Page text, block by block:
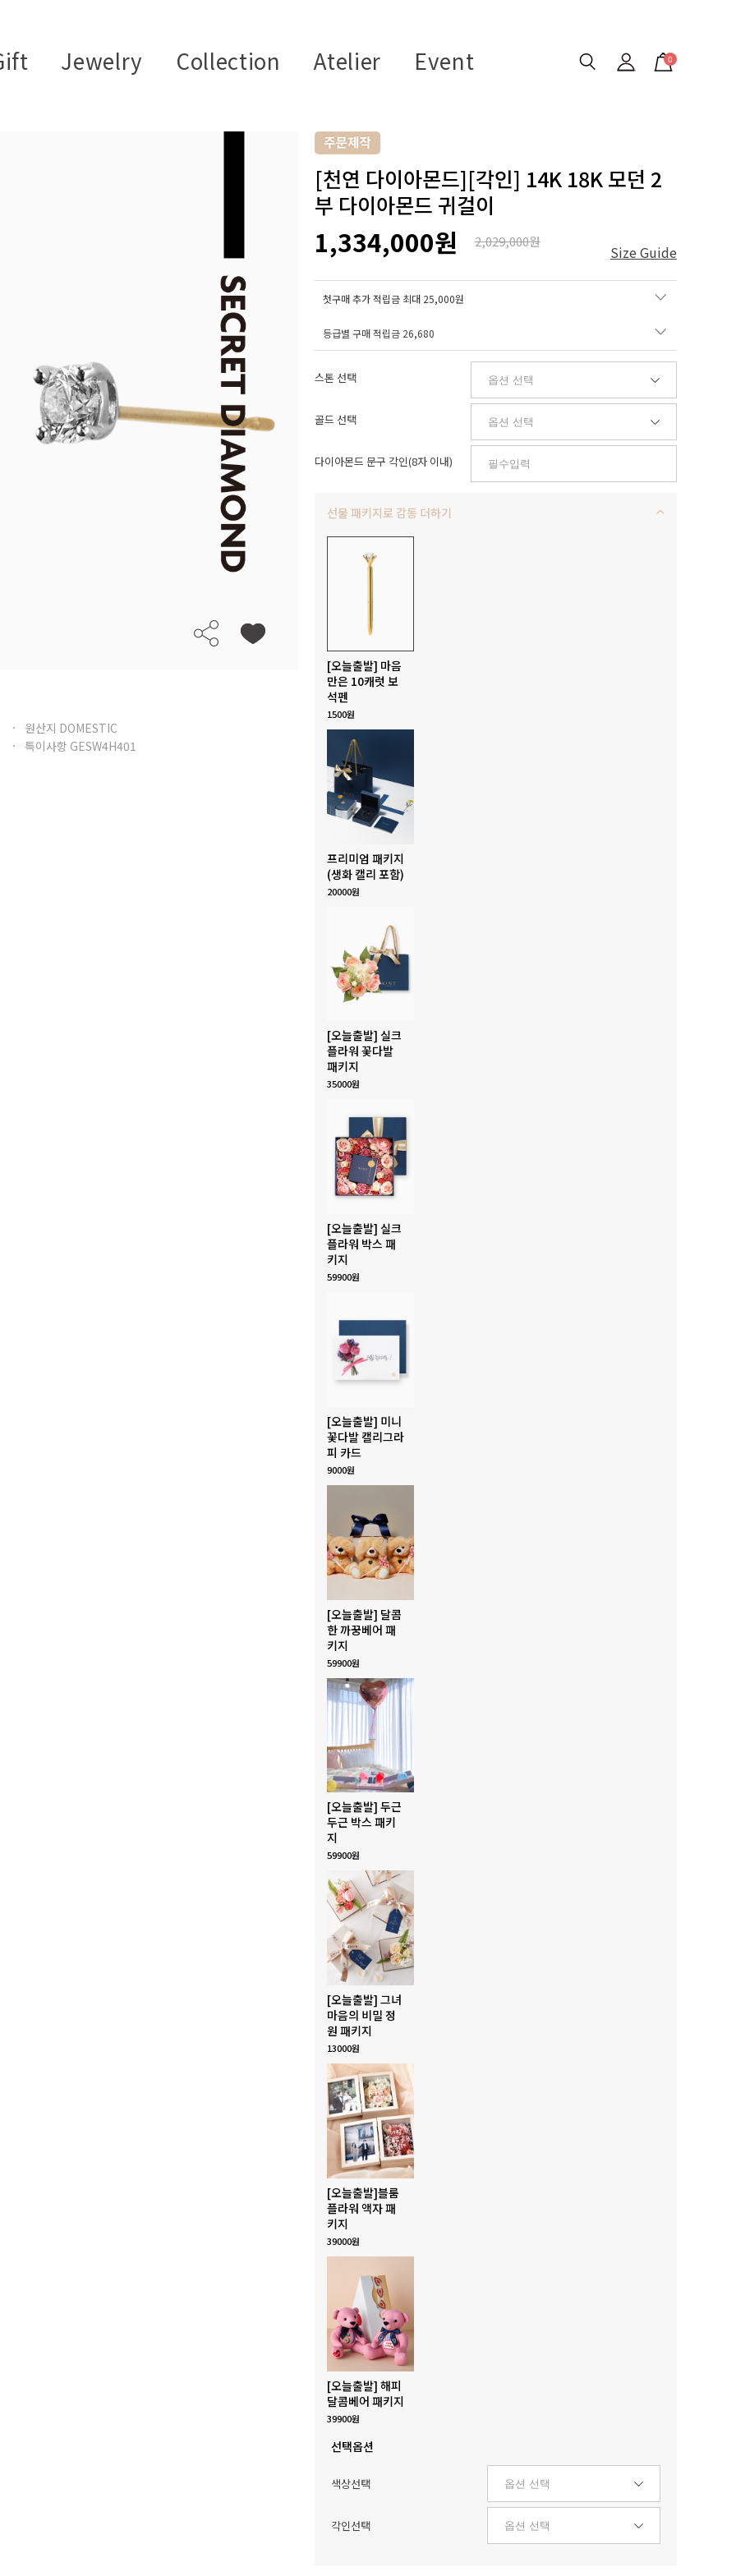
Jewelry Collection Atelier Event 0
원산지 DOMESTIC
특이사항 GESW4H401
[천연 다이아몬드][각인] 14K 18K 모던 2
부 다이아몬드 귀걸이
1,334,000원 2,029,000원
Size Guide
첫구매 추가 적립금 최대 25,000원
등급별 구매 적립금 26,680
스톤 선택
골드 선택
다이아몬드 문구 각인(8자 이내)
선물 패키지로 감동 더하기
[오늘출발] 마음
만은 10캐럿 보
석펜
1500원
프리미엄 패키지
(생화 캘리 포함)
20000원
[오늘출발] 실크
플라워 꽃다발
패키지
35000원
[오늘출발] 실크
플라워 박스 패
키지
59900원
[오늘출발] 미니
꽃다발 캘리그라
피 카드
9000원
[오늘출발] 달콤
한 까꿍베어 패
키지
59900원
[오늘출발] 두근
두근 박스 패키
지
59900원
[오늘출발] 그녀
마음의 비밀 정
원 패키지
13000원
[오늘출발]블룸
플라워 액자 패
키지
39000원
[오늘출발] 해피
달콤베어 패키지
39900원
선택옵션
색상선택
각인선택